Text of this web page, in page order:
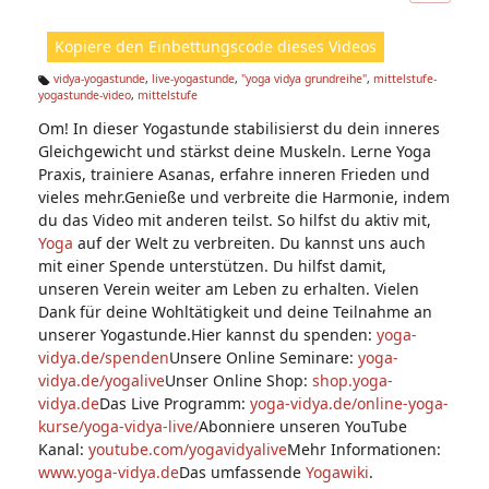
ic
n:
Kopiere den Einbettungscode dieses Videos
Ta
s:
vidya-yogastunde, live-yogastunde, "yoga vidya grundreihe", mittelstufe-
yogastunde-video, mittelstufe
Om! In dieser Yogastunde stabilisierst du dein inneres
Gleichgewicht und stärkst deine Muskeln. Lerne Yoga
Praxis, trainiere Asanas, erfahre inneren Frieden und
vieles mehr.Genieße und verbreite die Harmonie, indem
du das Video mit anderen teilst. So hilfst du aktiv mit,
Yoga auf der Welt zu verbreiten. Du kannst uns auch
mit einer Spende unterstützen. Du hilfst damit,
unseren Verein weiter am Leben zu erhalten. Vielen
Dank für deine Wohltätigkeit und deine Teilnahme an
unserer Yogastunde.Hier kannst du spenden: yoga-
vidya.de/spendenUnsere Online Seminare: yoga-
vidya.de/yogaliveUnser Online Shop: shop.yoga-
vidya.deDas Live Programm: yoga-vidya.de/online-yoga-
kurse/yoga-vidya-live/Abonniere unseren YouTube
Kanal: youtube.com/yogavidyaliveMehr Informationen:
www.yoga-vidya.deDas umfassende Yogawiki.